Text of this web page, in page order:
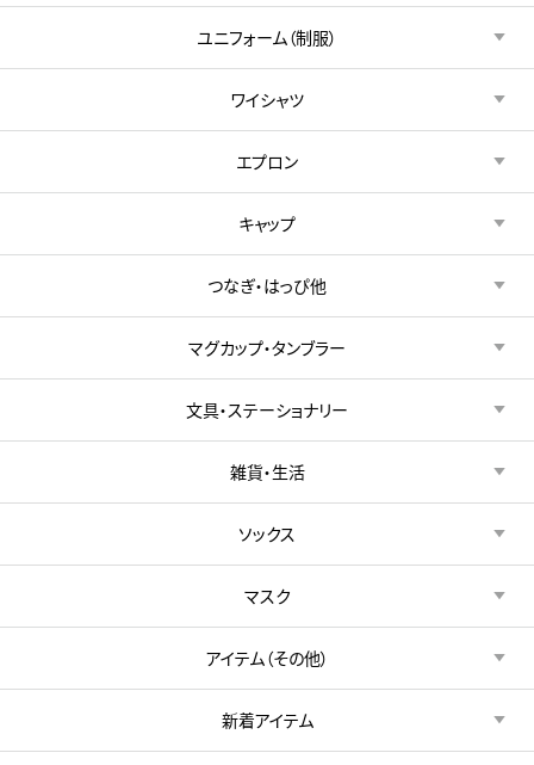
ユニフォーム（制服）
ワイシャツ
エプロン
キャップ
つなぎ・はっぴ他
マグカップ・タンブラー
文具・ステーショナリー
雑貨・生活
ソックス
マスク
アイテム（その他）
新着アイテム